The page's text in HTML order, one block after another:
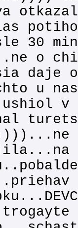
30
o
daje ot
u
ushiol v